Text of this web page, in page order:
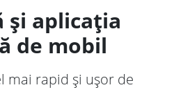
și aplicația
de mobil
mai rapid și ușor de